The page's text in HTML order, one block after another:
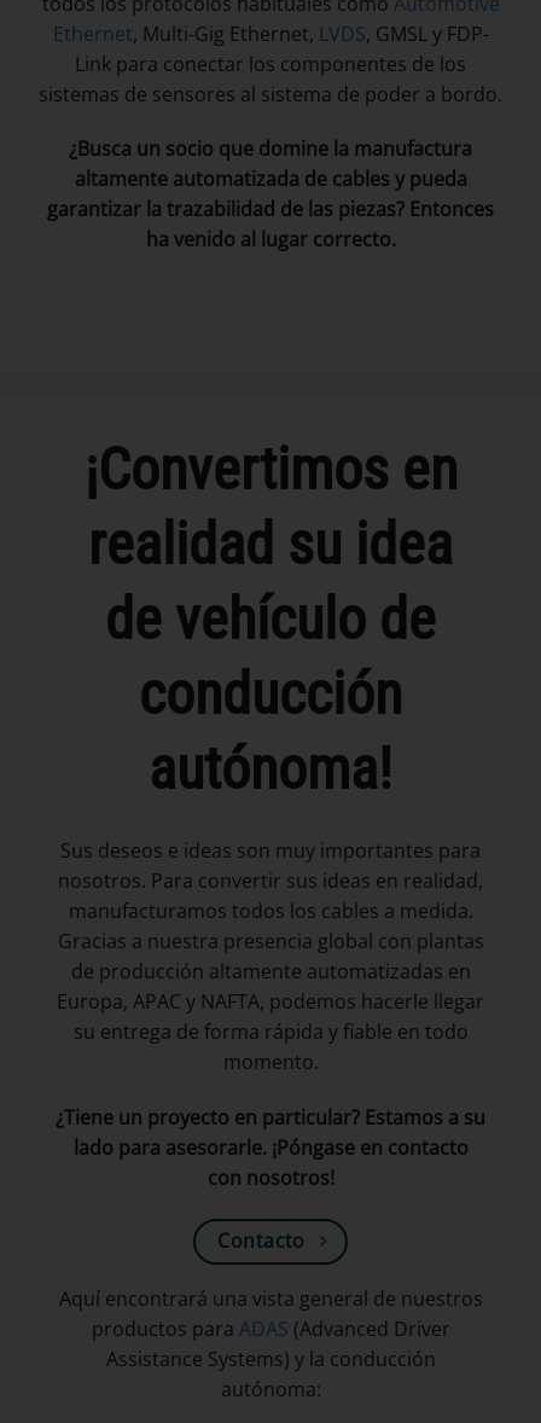
Ethernet, Multi-Gig Ethernet, LVDS, GMSL y FDP-
Link para conectar los componentes de los
sistemas de sensores al sistema de poder a bordo.
¿Busca un socio que domine la manufactura
altamente automatizada de cables y pueda
garantizar la trazabilidad de las piezas? Entonces
ha venido al lugar correcto.
¡Convertimos en
realidad su idea
de vehículo de
conducción
autónoma!
Sus deseos e ideas son muy importantes para
nosotros. Para convertir sus ideas en realidad,
manufacturamos todos los cables a medida.
Gracias a nuestra presencia global con plantas
de producción altamente automatizadas en
Europa, APAC y NAFTA, podemos hacerle llegar
su entrega de forma rápida y fiable en todo
momento.
¿Tiene un proyecto en particular? Estamos a su
lado para asesorarle. ¡Póngase en contacto
con nosotros!
Contacto
Aquí encontrará una vista general de nuestros
productos para ADAS (Advanced Driver
Assistance Systems) y la conducción
autónoma: